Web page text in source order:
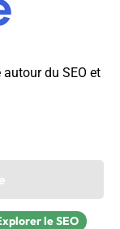
du SEO et
le SEO